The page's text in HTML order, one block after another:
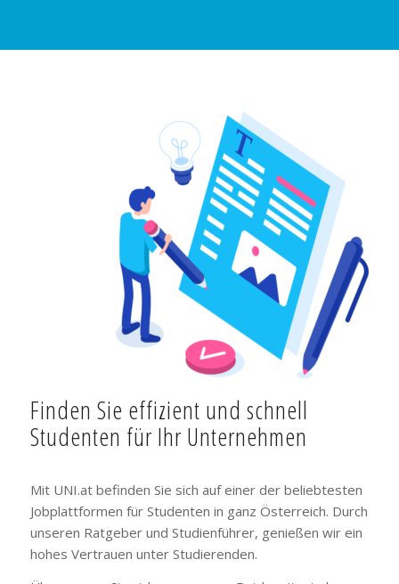
Finden Sie effizient und schnell
Studenten für Ihr Unternehmen
Mit UNI.at befinden Sie sich auf einer der beliebtesten
Jobplattformen für Studenten in ganz Österreich. Durch
unseren Ratgeber und Studienführer, genießen wir ein
hohes Vertrauen unter Studierenden.